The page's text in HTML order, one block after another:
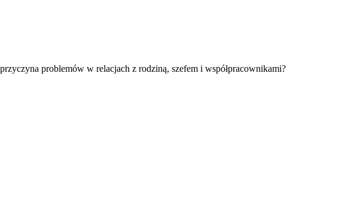
problemów w relacjach z rodziną, szefem i współpracownikami?